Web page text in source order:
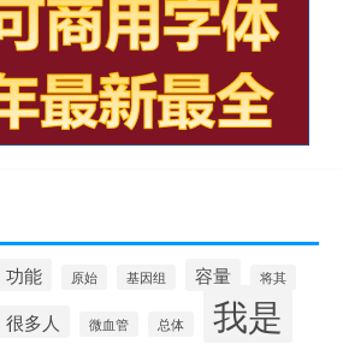
功能 原始 基因组 容量 将其
很多人 微血管 总体 我是